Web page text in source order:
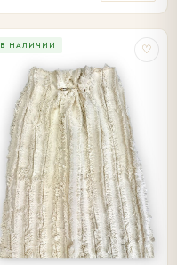
В НАЛИЧИИ ♡